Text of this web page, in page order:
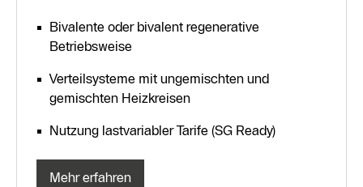
Bivalente oder bivalent regenerative
Betriebsweise
Verteilsysteme mit ungemischten und
gemischten Heizkreisen
Nutzung lastvariabler Tarife (SG Ready)
Mehr erfahren